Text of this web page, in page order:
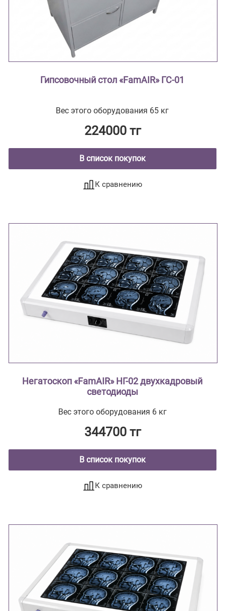
Гипсовочный стол «FamAIR» ГС-01
Вес этого оборудования 65 кг
224000 тг
В список покупок
К сравнению
Негатоскоп «FamAIR» НГ-02 двухкадровый
светодиоды
Вес этого оборудования 6 кг
344700 тг
В список покупок
К сравнению